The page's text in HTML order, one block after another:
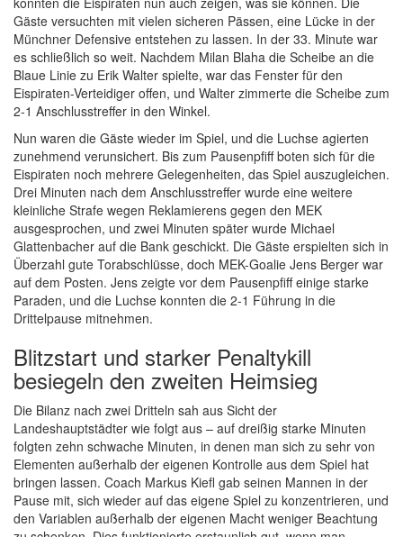
Gäste versuchten mit vielen sicheren Pässen, eine Lücke in der
Münchner Defensive entstehen zu lassen. In der 33. Minute war
es schließlich so weit. Nachdem Milan Blaha die Scheibe an die
Blaue Linie zu Erik Walter spielte, war das Fenster für den
Eispiraten-Verteidiger offen, und Walter zimmerte die Scheibe zum
2-1 Anschlusstreffer in den Winkel.
Nun waren die Gäste wieder im Spiel, und die Luchse agierten
zunehmend verunsichert. Bis zum Pausenpfiff boten sich für die
Eispiraten noch mehrere Gelegenheiten, das Spiel auszugleichen.
Drei Minuten nach dem Anschlusstreffer wurde eine weitere
kleinliche Strafe wegen Reklamierens gegen den MEK
ausgesprochen, und zwei Minuten später wurde Michael
Glattenbacher auf die Bank geschickt. Die Gäste erspielten sich in
Überzahl gute Torabschlüsse, doch MEK-Goalie Jens Berger war
auf dem Posten. Jens zeigte vor dem Pausenpfiff einige starke
Paraden, und die Luchse konnten die 2-1 Führung in die
Drittelpause mitnehmen.
Blitzstart und starker Penaltykill
besiegeln den zweiten Heimsieg
Die Bilanz nach zwei Dritteln sah aus Sicht der
Landeshauptstädter wie folgt aus – auf dreißig starke Minuten
folgten zehn schwache Minuten, in denen man sich zu sehr von
Elementen außerhalb der eigenen Kontrolle aus dem Spiel hat
bringen lassen. Coach Markus Kiefl gab seinen Mannen in der
Pause mit, sich wieder auf das eigene Spiel zu konzentrieren, und
den Variablen außerhalb der eigenen Macht weniger Beachtung